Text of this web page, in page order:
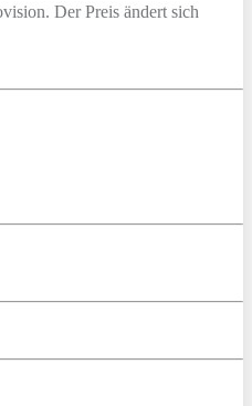
Der Preis ändert sich